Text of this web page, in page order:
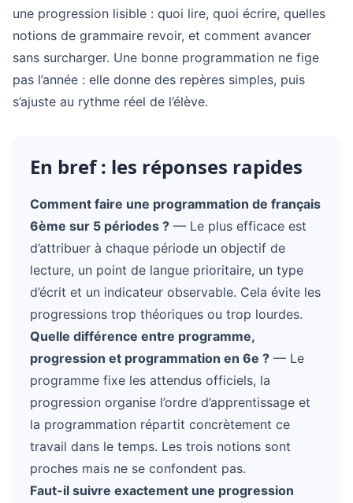
une progression lisible : quoi lire, quoi écrire, quelles
notions de grammaire revoir, et comment avancer
sans surcharger. Une bonne programmation ne fige
pas l’année : elle donne des repères simples, puis
s’ajuste au rythme réel de l’élève.
En bref : les réponses rapides
Comment faire une programmation de français
6ème sur 5 périodes ? — Le plus efficace est
d’attribuer à chaque période un objectif de
lecture, un point de langue prioritaire, un type
d’écrit et un indicateur observable. Cela évite les
progressions trop théoriques ou trop lourdes.
Quelle différence entre programme,
progression et programmation en 6e ? — Le
programme fixe les attendus officiels, la
progression organise l’ordre d’apprentissage et
la programmation répartit concrètement ce
travail dans le temps. Les trois notions sont
proches mais ne se confondent pas.
Faut-il suivre exactement une progression